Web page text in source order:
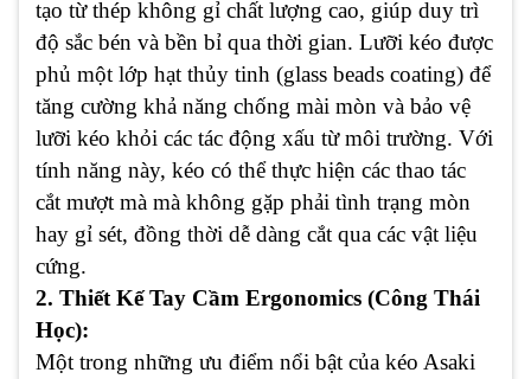
tạo từ thép không gỉ chất lượng cao, giúp duy trì
độ sắc bén và bền bỉ qua thời gian. Lưỡi kéo được
phủ một lớp hạt thủy tinh (glass beads coating) để
tăng cường khả năng chống mài mòn và bảo vệ
lưỡi kéo khỏi các tác động xấu từ môi trường. Với
tính năng này, kéo có thể thực hiện các thao tác
cắt mượt mà mà không gặp phải tình trạng mòn
hay gỉ sét, đồng thời dễ dàng cắt qua các vật liệu
cứng.
2. Thiết Kế Tay Cầm Ergonomics (Công Thái
Học):
Một trong những ưu điểm nổi bật của kéo Asaki